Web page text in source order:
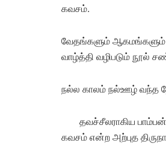
கவசம்.
வேதங்களும் ஆகமங்களும்
வாழ்த்தி வழிபடும் நூல்
நல்ல காலம் நல்ஊழ் வந்த
தவச்சீலராகிய
கவசம் என்ற அற்புத